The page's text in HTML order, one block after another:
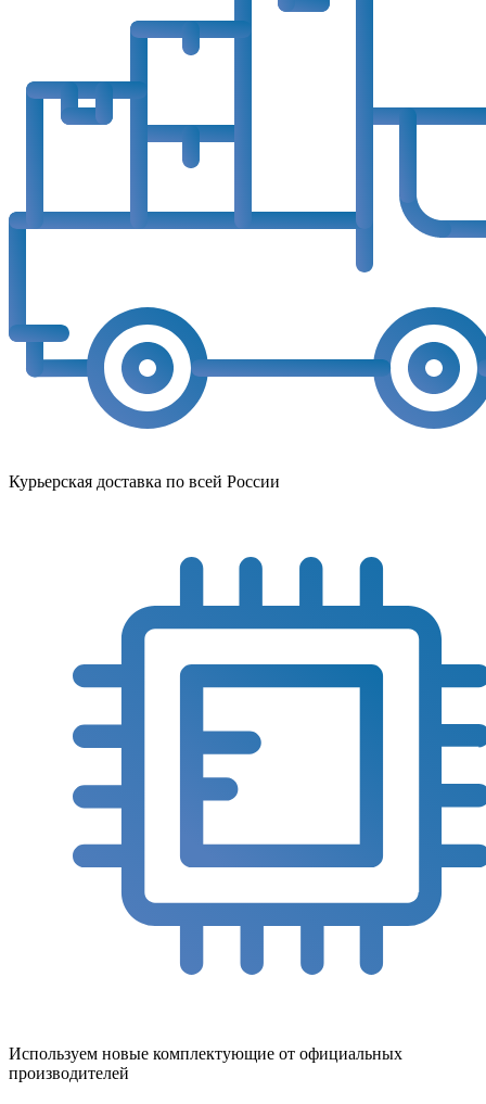
Курьерская доставка по всей России
Используем новые комплектующие от официальных
производителей